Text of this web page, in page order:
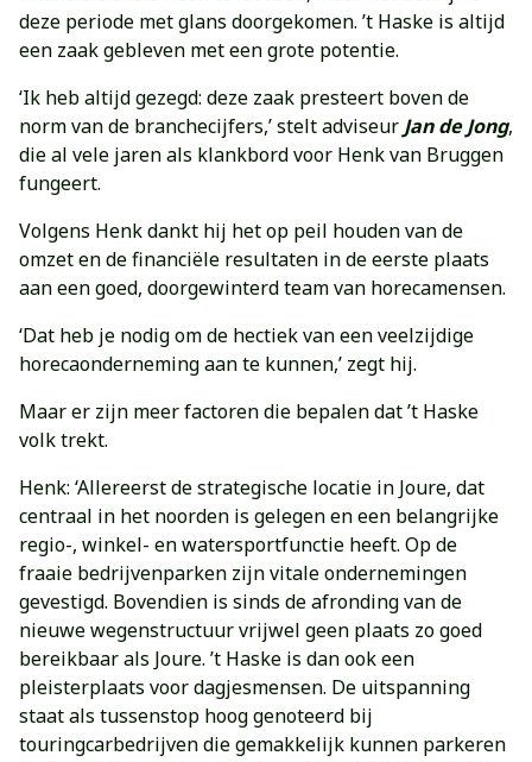
deze periode met glans doorgekomen. ’t Haske is altijd
een zaak gebleven met een grote potentie.
‘Ik heb altijd gezegd: deze zaak presteert boven de
norm van de branchecijfers,’ stelt adviseur Jan de Jong,
die al vele jaren als klankbord voor Henk van Bruggen
fungeert.
Volgens Henk dankt hij het op peil houden van de
omzet en de financiële resultaten in de eerste plaats
aan een goed, doorgewinterd team van horecamensen.
‘Dat heb je nodig om de hectiek van een veelzijdige
horecaonderneming aan te kunnen,’ zegt hij.
Maar er zijn meer factoren die bepalen dat ’t Haske
volk trekt.
Henk: ‘Allereerst de strategische locatie in Joure, dat
centraal in het noorden is gelegen en een belangrijke
regio-, winkel- en watersportfunctie heeft. Op de
fraaie bedrijvenparken zijn vitale ondernemingen
gevestigd. Bovendien is sinds de afronding van de
nieuwe wegenstructuur vrijwel geen plaats zo goed
bereikbaar als Joure. ’t Haske is dan ook een
pleisterplaats voor dagjesmensen. De uitspanning
staat als tussenstop hoog genoteerd bij
touringcarbedrijven die gemakkelijk kunnen parkeren